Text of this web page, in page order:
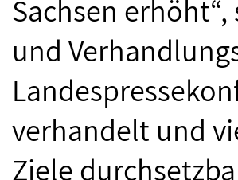
Sachsen
und
verhandelt und
Ziele